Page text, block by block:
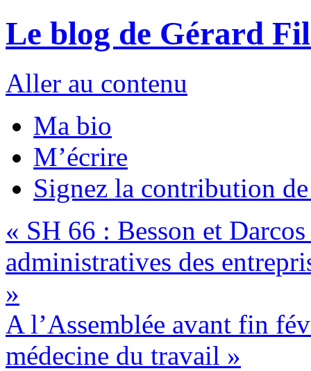
Le blog de Gérard
Aller au contenu
Ma bio
M’écrire
Signez la contribution
« SH 66 : Besson et
administratives des
»
A l’Assemblée avant fin
médecine du travail »